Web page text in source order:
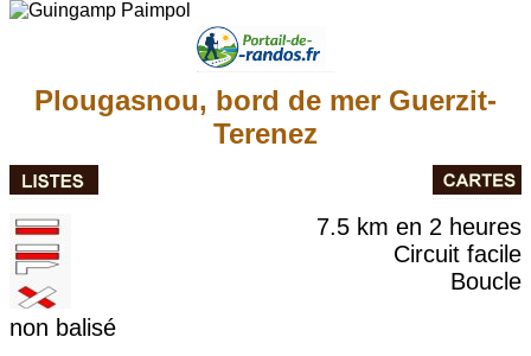
Plougasnou, bord de mer Guerzit-
Terenez
7.5 km en 2 heures
Circuit facile
Boucle
non balisé